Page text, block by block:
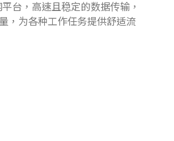
台，高速且稳定的数据传输，
，为各种工作任务提供舒适流